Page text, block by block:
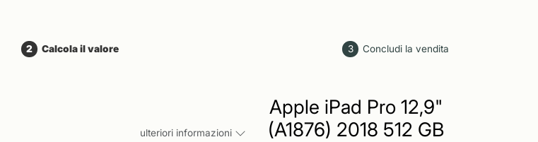
2 Calcola il valore 3 Concludi la vendita
ulteriori informazioni
Apple iPad Pro 12,9"
(A1876) 2018 512 GB